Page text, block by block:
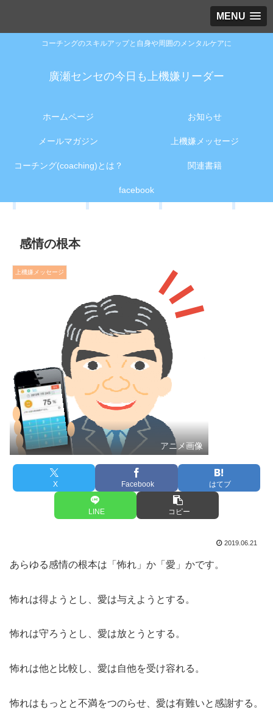
MENU
コーチングのスキルアップと自身や周囲のメンタルケアに
廣瀬センセの今日も上機嫌リーダー
ホームページ お知らせ
メールマガジン 上機嫌メッセージ
コーチング(coaching)とは？ 関連書籍
facebook
感情の根本
上機嫌メッセージ
アニメ画像
X Facebook はてブ
LINE コピー
2019.06.21
あらゆる感情の根本は「怖れ」か「愛」かです。
怖れは得ようとし、愛は与えようとする。
怖れは守ろうとし、愛は放とうとする。
怖れは他と比較し、愛は自他を受け容れる。
怖れはもっとと不満をつのらせ、愛は有難いと感謝する。